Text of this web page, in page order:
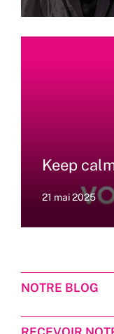
Keep
21 mai 2025
NOTRE BLOG